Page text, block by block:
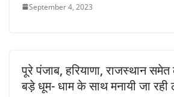
September 4, 2023
पूरे पंजाब, हरियाणा, राजस्थान
बड़े धूम- धाम के साथ मनायी जा रही